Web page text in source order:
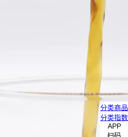
分类商品
分类指数
APP